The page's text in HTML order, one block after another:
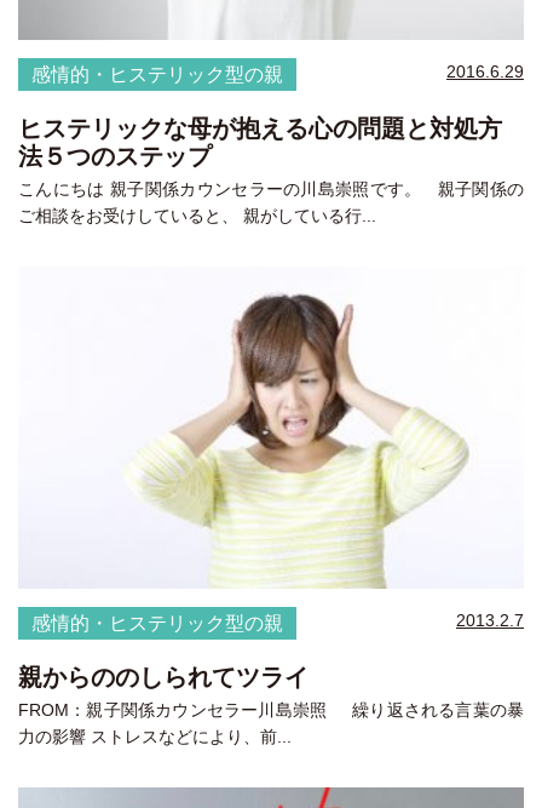
感情的・ヒステリック型の親 2016.6.29
ヒステリックな母が抱える心の問題と対処方
法５つのステップ
こんにちは 親子関係カウンセラーの川島崇照です。 親子関係の
ご相談をお受けしていると、 親がしている行...
感情的・ヒステリック型の親 2013.2.7
親からののしられてツライ
FROM：親子関係カウンセラー川島崇照 繰り返される言葉の暴
力の影響 ストレスなどにより、前...